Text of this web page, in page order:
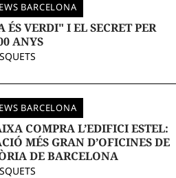
BARCELONA
ÉS VERDI" I EL SECRET PER
ANYS
BARCELONA
COMPRA L’EDIFICI ESTEL:
MÉS GRAN D’OFICINES DE
DE BARCELONA